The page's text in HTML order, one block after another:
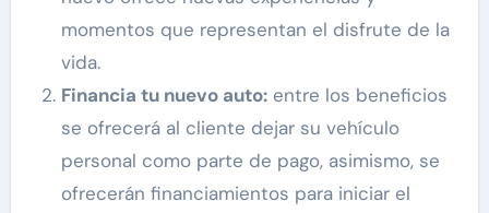
momentos que representan el disfrute de la
vida.
Financia tu nuevo auto:entre los beneficios
se ofrecerá al cliente dejar su vehículo
personal como parte de pago, asimismo, se
ofrecerán financiamientos para iniciar el